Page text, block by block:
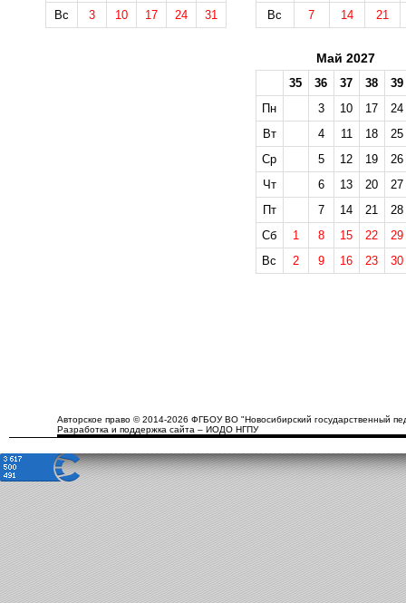
Вс
3 10 17 24 31
Вс
7 14 21
Май 2027
35 36 37 38
39
Пн
3 10 17
24
Вт
4 11 18
25
Ср
5 12 19
26
Чт
6 13 20
27
Пт
7 14 21
28
Сб
1 8 15 22
29
Вс
2 9 16 23 30
Авторское право © 2014-2026 ФГБОУ ВО "Новосибирский государственный
Разработка и поддержка сайта – ИОДО НГПУ